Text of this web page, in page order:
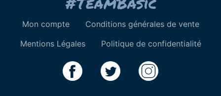
Mon compte
Conditions générales de vente
Mentions Légales
Politique de confidentialité